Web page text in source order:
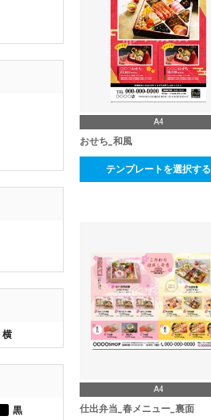
横
黒
A4
おせち_和風
テンプレートを選択する
A4
仕出弁当_春メニュー_裏面